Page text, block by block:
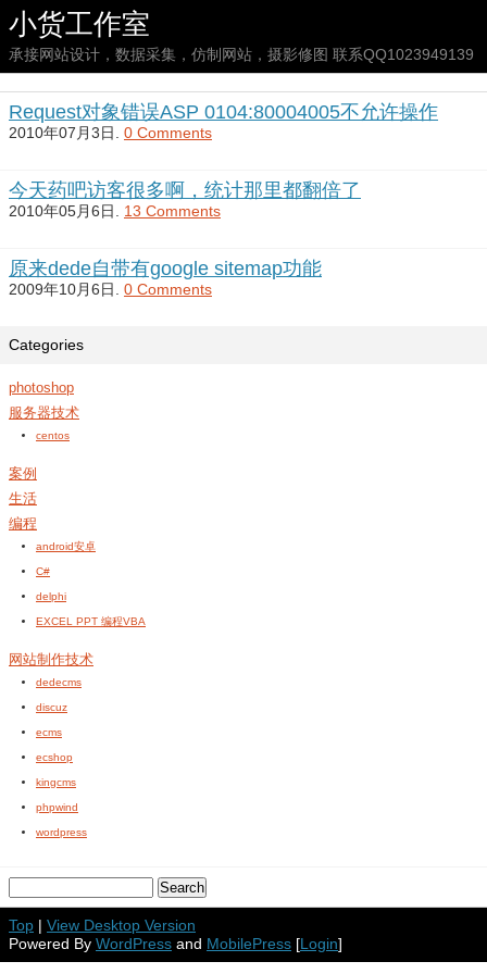
小货工作室
承接网站设计，数据采集，仿制网站，摄影修图 联系QQ1023949139
Request对象错误ASP 0104:80004005不允许操作
2010年07月3日. 0 Comments
今天药吧访客很多啊，统计那里都翻倍了
2010年05月6日. 13 Comments
原来dede自带有google sitemap功能
2009年10月6日. 0 Comments
Categories
photoshop
服务器技术
centos
案例
生活
编程
android安卓
C#
delphi
EXCEL PPT 编程VBA
网站制作技术
dedecms
discuz
ecms
ecshop
kingcms
phpwind
wordpress
Top | View Desktop Version
Powered By WordPress and MobilePress [Login]